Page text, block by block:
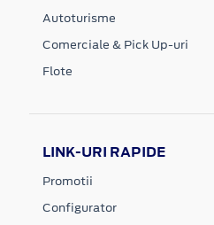
Autoturisme
Comerciale & Pick Up-uri
Flote
LINK-URI RAPIDE
Promotii
Configurator